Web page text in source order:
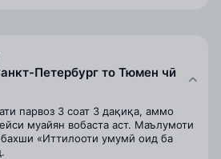
Петербург то Тюмен чӣ
парвоз 3 соат 3 дақиқа, аммо
муайян вобаста аст. Маълумоти
«Иттилооти умумӣ оид ба